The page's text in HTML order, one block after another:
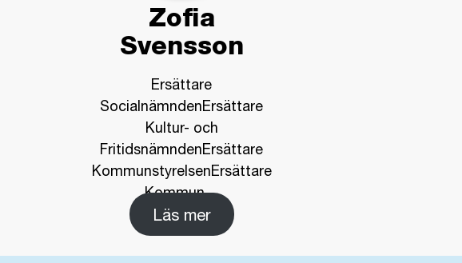
Zofia
Svensson
Ersättare
SocialnämndenErsättare
Kultur- och
FritidsnämndenErsättare
KommunstyrelsenErsättare
Kommun…
Läs mer